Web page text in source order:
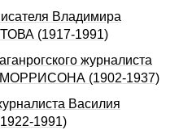
Владимиpа
(1917-1991)
журналиста
МОРРИСОНА (1902-1937)
Василия